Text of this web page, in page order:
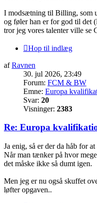
I modsætning til Billing, som
og føler han er for god til det
tror jeg vores talenter ville se
Hop til indlæg
afRavnen
30. jul 2026, 23:49
Forum: FCM & BW
Emne: Europa
Svar: 20
Visninger: 2383
Re: Europa
Ja enig, så er der da håb for
Når man tænker på hvor
det måske ikke så dumt igen.
Men jeg er nu også skuffet
løfter opgaven..